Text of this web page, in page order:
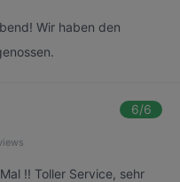
Wir haben den
6/6
!! Toller Service, sehr